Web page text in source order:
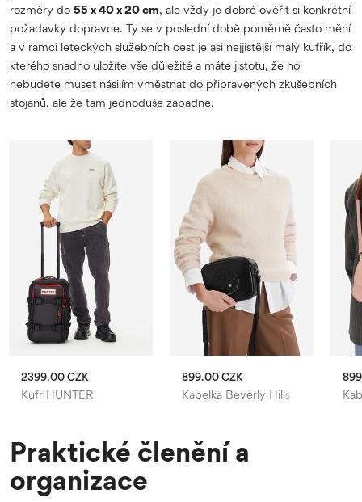
rozměry do 55 x 40 x 20 cm, ale vždy je dobré ověřit si konkrétní
požadavky dopravce. Ty se v poslední době poměrně často mění
a v rámci leteckých služebních cest je asi nejjistější malý kufřík, do
kterého snadno uložíte vše důležité a máte jistotu, že ho
nebudete muset násilím vměstnat do připravených zkušebních
stojanů, ale že tam jednoduše zapadne.
Kufr HUNTER
2399.00 CZK
Kabelka Beverly Hills Polo Club
899.00 CZK
Praktické členění a
organizace